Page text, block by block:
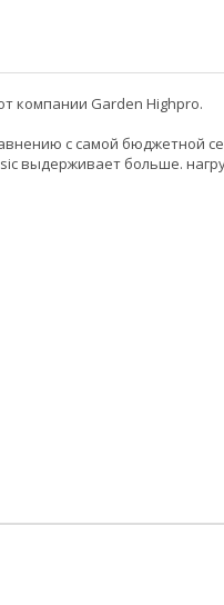
компании Garden Highprо.
с самой бюджетной
выдерживает больше.